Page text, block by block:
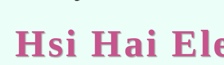
Hsi Hai